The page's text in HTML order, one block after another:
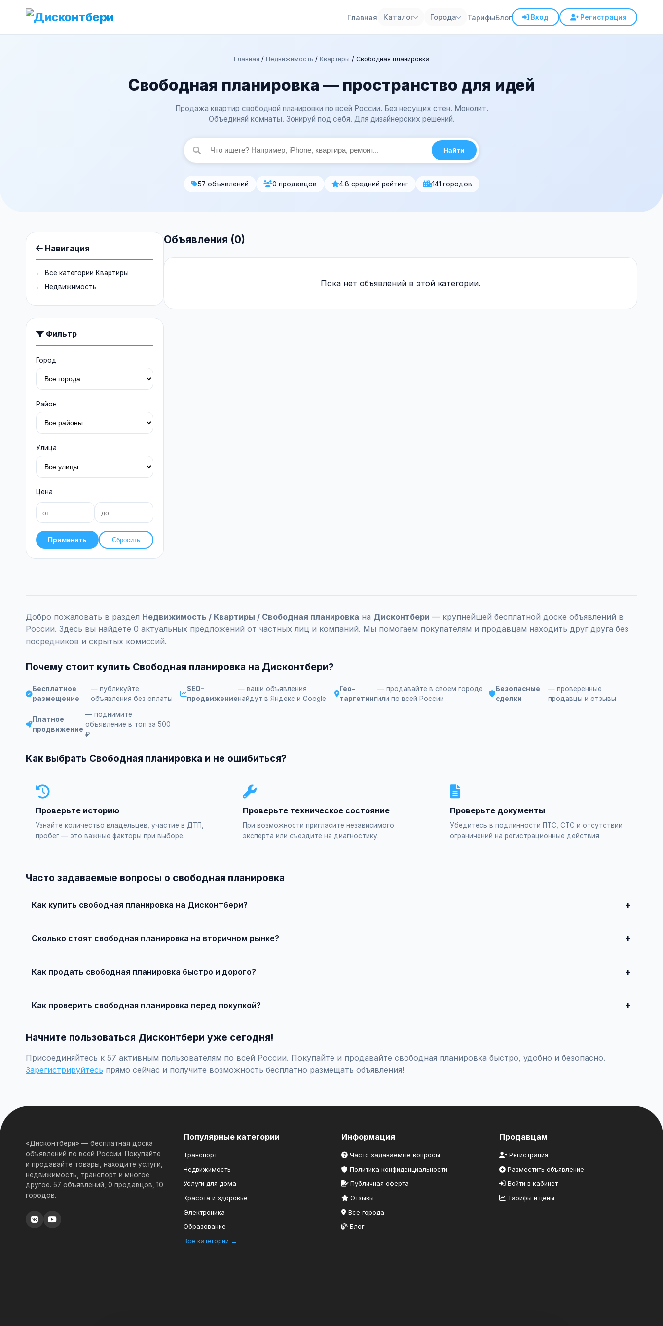
Главная Каталог Города ТарифыБлог Вход Регистрация
Главная / Недвижимость / Квартиры / Свободная планировка
Свободная планировка — пространство для идей
Продажа квартир свободной планировки по всей России. Без несущих стен. Монолит.
Объединяй комнаты. Зонируй под себя. Для дизайнерских решений.
Найти
57 объявлений 0 продавцов 4.8 средний рейтинг 141 городов
Навигация
← Все категории Квартиры
← Недвижимость
Фильтр
Город
Район
Улица
Цена
Применить Сбросить
Объявления (0)
Пока нет объявлений в этой категории.
Добро пожаловать в раздел Недвижимость / Квартиры / Свободная планировка на Дисконтбери — крупнейшей бесплатной доске объявлений в
России. Здесь вы найдете 0 актуальных предложений от частных лиц и компаний. Мы помогаем покупателям и продавцам находить друг друга без
посредников и скрытых комиссий.
Почему стоит купить Свободная планировка на Дисконтбери?
Бесплатное
размещение
— публикуйте
объявления без оплаты
SEO-
продвижение
— ваши объявления
найдут в Яндекс и Google
Гео-
таргетинг
— продавайте в своем городе
или по всей России
Безопасные
сделки
— проверенные
продавцы и отзывы
Платное
продвижение
— поднимите
объявление в топ за 500
₽
Как выбрать Свободная планировка и не ошибиться?
Проверьте историю
Узнайте количество владельцев, участие в ДТП,
пробег — это важные факторы при выборе.
Проверьте техническое состояние
При возможности пригласите независимого
эксперта или съездите на диагностику.
Проверьте документы
Убедитесь в подлинности ПТС, СТС и отсутствии
ограничений на регистрационные действия.
Часто задаваемые вопросы о свободная планировка
Как купить свободная планировка на Дисконтбери?
Сколько стоят свободная планировка на вторичном рынке?
Как продать свободная планировка быстро и дорого?
Как проверить свободная планировка перед покупкой?
Начните пользоваться Дисконтбери уже сегодня!
Присоединяйтесь к 57 активным пользователям по всей России. Покупайте и продавайте свободная планировка быстро, удобно и безопасно.
Зарегистрируйтесь прямо сейчас и получите возможность бесплатно размещать объявления!
«Дисконтбери» — бесплатная доска
объявлений по всей России. Покупайте
и продавайте товары, находите услуги,
недвижимость, транспорт и многое
другое. 57 объявлений, 0 продавцов, 10
городов.
Популярные категории
Транспорт
Недвижимость
Услуги для дома
Красота и здоровье
Электроника
Образование
Все категории →
Информация
Часто задаваемые вопросы
Политика конфиденциальности
Публичная оферта
Отзывы
Все города
Блог
Продавцам
Регистрация
Разместить объявление
Войти в кабинет
Тарифы и цены